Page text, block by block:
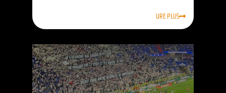
LIRE PLUS